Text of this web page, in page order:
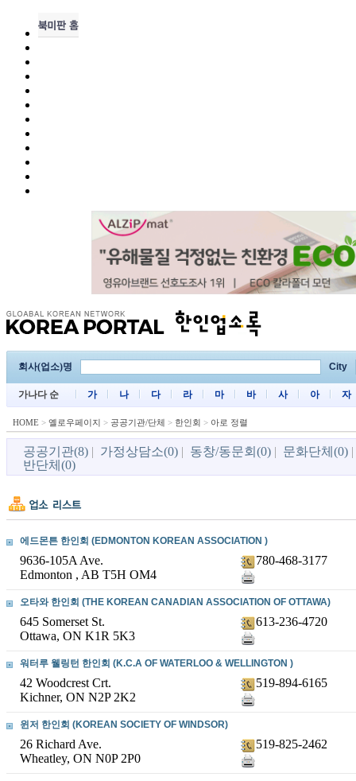
회사(업소)명 City
가나다 순 가 나 다 라 마 바 사 아 자
HOME > 옐로우페이지 > 공공기관/단체 > 한인회 > 아로 정렬
공공기관(8) | 가정상담소(0) | 동창/동문회(0) | 문화단체(0)
반단체(0)
에드몬튼 한인회 (EDMONTON KOREAN ASSOCIATION )
9636-105A Ave.
Edmonton , AB T5H OM4
780-468-3177
오타와 한인회 (THE KOREAN CANADIAN ASSOCIATION OF OTTAWA)
645 Somerset St.
Ottawa, ON K1R 5K3
613-236-4720
워터루 웰링턴 한인회 (K.C.A OF WATERLOO & WELLINGTON )
42 Woodcrest Crt.
Kichner, ON N2P 2K2
519-894-6165
윈저 한인회 (KOREAN SOCIETY OF WINDSOR)
26 Richard Ave.
Wheatley, ON N0P 2P0
519-825-2462